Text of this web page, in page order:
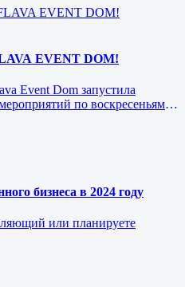
EVENT DOM!
Event Dom запустила
по воскресеньям за
бизнеса в 2024 году
или планируете